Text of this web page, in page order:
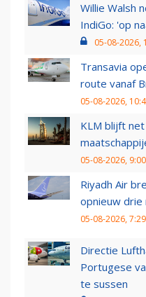
Willie Walsh
IndiGo: 'op
05-08-2026,
Transavia
route vanaf
05-08-2026,
KLM blijft
05-08-2026, 9:00
Riyadh Air
opnieuw drie
05-08-2026, 7:29
Directie
Portugese
te sussen